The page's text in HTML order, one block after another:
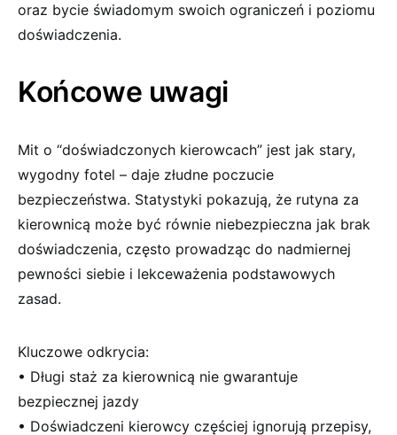
‍oraz bycie świadomym swoich⁤ ograniczeń‍ i poziomu
​doświadczenia.
Końcowe uwagi
Mit o “doświadczonych kierowcach”⁣ jest‌ jak stary,
wygodny fotel – daje ‌złudne⁣ poczucie
bezpieczeństwa.⁣ Statystyki pokazują, że rutyna za
kierownicą⁤ może⁢ być równie ⁣niebezpieczna jak brak
doświadczenia, często prowadząc do nadmiernej
pewności siebie i lekceważenia podstawowych
zasad.
Kluczowe odkrycia:
• Długi staż za kierownicą nie gwarantuje
bezpiecznej jazdy
• Doświadczeni kierowcy częściej ignorują przepisy,